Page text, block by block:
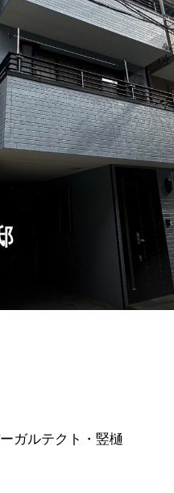
ガルテクト・竪樋